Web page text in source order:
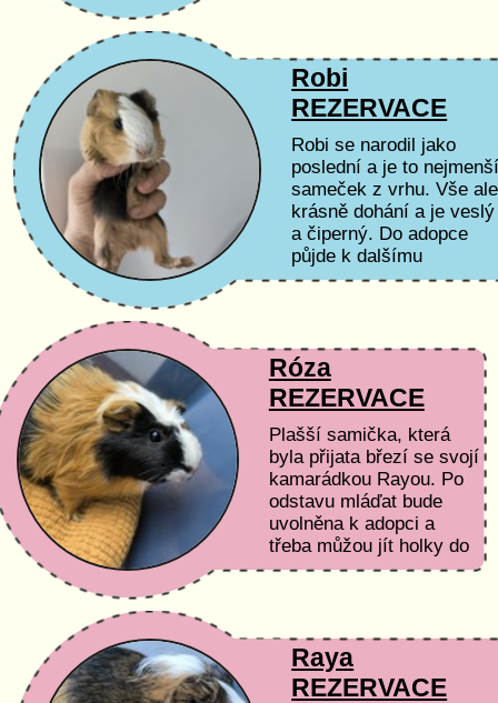
Robi
REZERVACE
Robi se narodil jako
poslední a je to
sameček z vrhu. Vše ale
krásně dohání a je veslý
a čiperný. Do adopce
půjde k dalšímu
samečkovi, kastrované
Róza
REZERVACE
Plašší samička, která
byla přijata březí se svojí
kamarádkou Rayou. Po
odstavu mláďat bude
uvolněna k adopci a
třeba můžou jít holky do
společného domova :)
Raya
REZERVACE